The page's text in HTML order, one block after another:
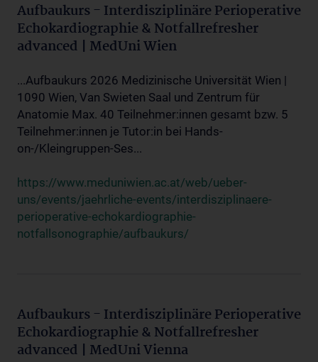
Aufbaukurs - Interdisziplinäre Perioperative
Echokardiographie & Notfallrefresher
advanced | MedUni Wien
...Aufbaukurs 2026 Medizinische Universität Wien |
1090 Wien, Van Swieten Saal und Zentrum für
Anatomie Max. 40 Teilnehmer:innen gesamt bzw. 5
Teilnehmer:innen je Tutor:in bei Hands-
on-/Kleingruppen-Ses...
https://www.meduniwien.ac.at/web/ueber-
uns/events/jaehrliche-events/interdisziplinaere-
perioperative-echokardiographie-
notfallsonographie/aufbaukurs/
Aufbaukurs - Interdisziplinäre Perioperative
Echokardiographie & Notfallrefresher
advanced | MedUni Vienna